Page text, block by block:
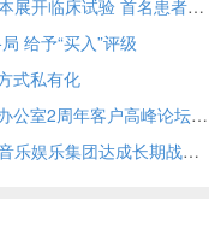
业聚医疗旗下自主研发药物涂层球囊于日本展开临床试验 首名患者已入组
给予“买入”评级
式私有化
智见远方 汇启新程 广发证券-智汇企业家办公室2周年客户高峰论坛在穗举办
周大福人寿成为全港首间保险公司与腾讯音乐娱乐集团达成长期战略合作